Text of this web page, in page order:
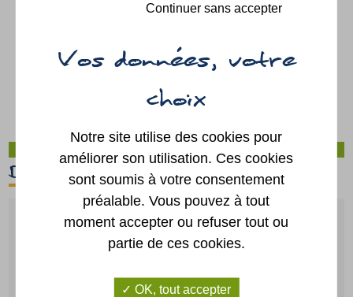
D'un clic
démarches
en ligne
Notre site utilise des cookies pour
améliorer son utilisation. Ces cookies
sont soumis à votre consentement
préalable. Vous pouvez à tout
moment accepter ou refuser tout ou
partie de ces cookies.
OK, tout accepter
Continuer sans accepter